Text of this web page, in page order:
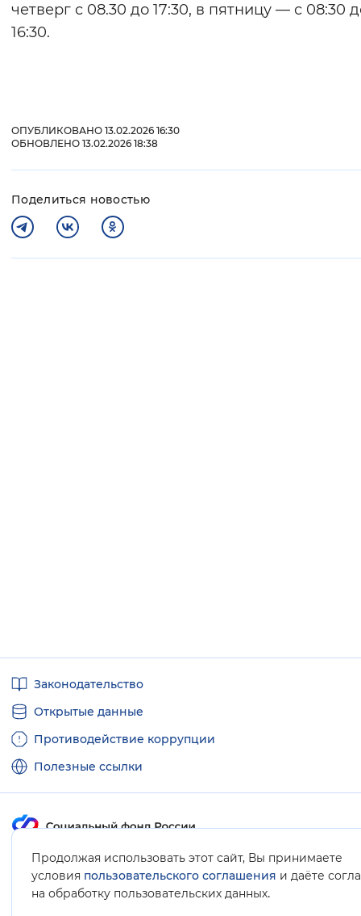
четверг с 08.30 до 17:30, в пятницу — с 08:30
16:30.
ОПУБЛИКОВАНО 13.02.2026 16:30
ОБНОВЛЕНО 13.02.2026 18:38
Поделиться новостью
Продолжая использовать этот сайт, Вы принимаете
условия пользовательского соглашения и даёте
на обработку пользовательских данных.
ссылкиЗаконодательство
Открытые данные
Противодействие коррупции
Полезные ссылки
Карта сайта